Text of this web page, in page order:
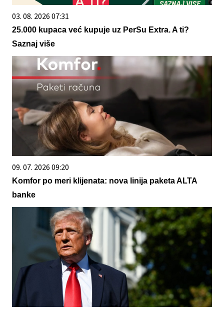
03. 08. 2026 07:31
25.000 kupaca već kupuje uz PerSu Extra. A ti?
Saznaj više
09. 07. 2026 09:20
Komfor po meri klijenata: nova linija paketa ALTA
banke